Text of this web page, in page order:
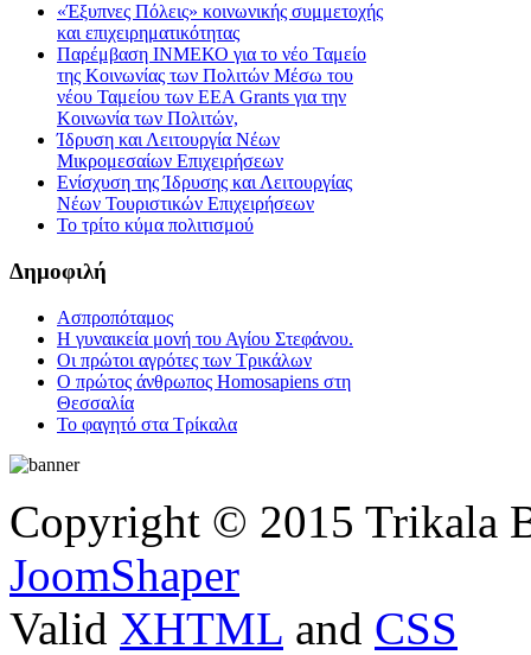
«Έξυπνες Πόλεις» κοινωνικής συμμετοχής
και επιχειρηματικότητας
Παρέμβαση ΙΝΜΕΚΟ για το νέο Ταμείο
της Κοινωνίας των Πολιτών Μέσω του
νέου Ταμείου των ΕΕΑ Grants για την
Κοινωνία των Πολιτών,
Ίδρυση και Λειτουργία Νέων
Μικρομεσαίων Επιχειρήσεων
Ενίσχυση της Ίδρυσης και Λειτουργίας
Νέων Τουριστικών Επιχειρήσεων
Το τρίτο κύμα πολιτισμού
Δημοφιλή
Ασπροπόταμος
Η γυναικεία μονή του Αγίου Στεφάνου.
Οι πρώτοι αγρότες των Τρικάλων
Ο πρώτος άνθρωπος Homosapiens στη
Θεσσαλία
Το φαγητό στα Τρίκαλα
Copyright © 2015 Trikala
JoomShaper
Valid XHTML and CSS